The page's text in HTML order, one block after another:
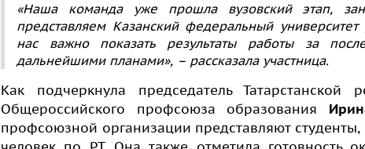
«Наша команда уже прошла вузовский этап,
представляем Казанский федеральный
нас важно показать результаты работы за
дальнейшими планами», – рассказала участница.
Как подчеркнула председательТатарстанской
Общероссийского профсоюза образования
профсоюзной организации представляют студенты,